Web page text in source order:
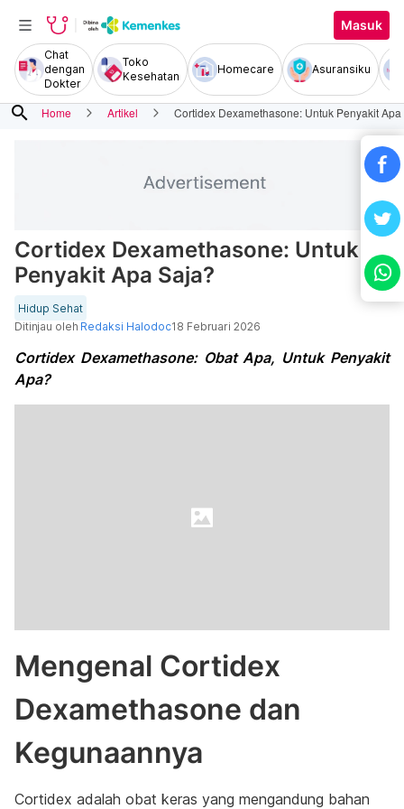
Masuk
Chat
dengan
Dokter
Toko
Kesehatan
Homecare Asuransiku
search Home Artikel Cortidex Dexamethasone: Untuk Penyakit
Cortidex Dexamethasone: Untuk
Penyakit Apa Saja?
Hidup Sehat
Ditinjau oleh Redaksi Halodoc18 Februari 2026
Cortidex Dexamethasone: Obat Apa, Untuk Penyakit
Apa?
Mengenal Cortidex
Dexamethasone dan
Kegunaannya
Cortidex adalah obat keras yang mengandung bahan